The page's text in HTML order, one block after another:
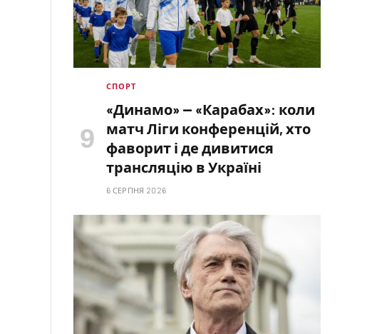
СПОРТ
«Динамо» — «Карабах»: коли
матч Ліги конференцій, хто
фаворит і де дивитися
трансляцію в Україні
6 СЕРПНЯ 2026